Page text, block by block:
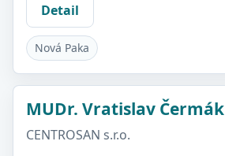
Detail
Nová Paka
MUDr. Vratislav Čermák
CENTROSAN s.r.o.